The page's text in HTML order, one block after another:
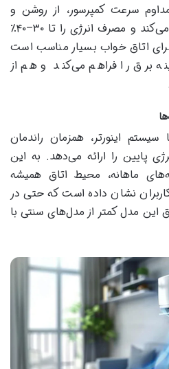
مداوم سرعت کمپرسور، از روشن و
خاموش شدن مکرر جلوگیری می‌کند و مصرف انرژی را تا ۳۰–۴۰٪
اتاق خواب بسیار مناسب است
برق را فراهم می‌کند و هم از
گازی ایوولی 12000 با سیستم اینورتر، همزمان راندمان
پایین را ارائه می‌دهد. به این
ماهانه، محیط اتاق همیشه
نشان داده است که حتی در
این مدل کمتر از مدل‌های سنتی با